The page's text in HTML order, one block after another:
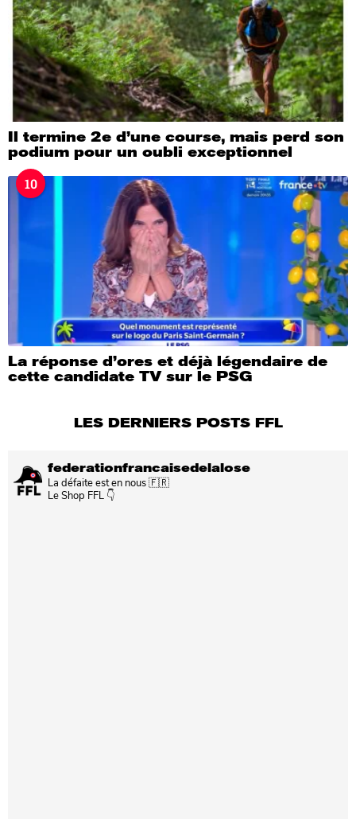
Il termine 2e d’une course, mais perd son
podium pour un oubli exceptionnel
10
La réponse d’ores et déjà légendaire de
cette candidate TV sur le PSG
LES DERNIERS POSTS FFL
federationfrancaisedelalose
La défaite est en nous 🇫🇷
Le Shop FFL 👇